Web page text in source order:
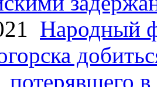
Народный
потерявшего